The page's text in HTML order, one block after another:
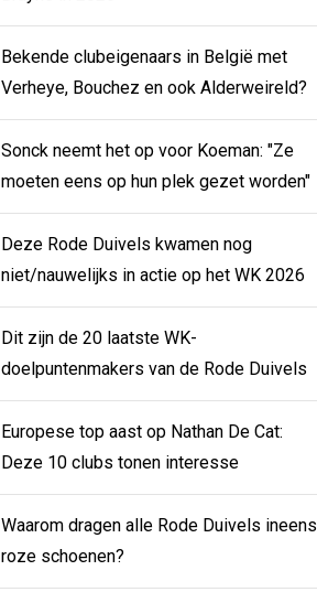
Bekende clubeigenaars in België met
Verheye, Bouchez en ook Alderweireld?
Sonck neemt het op voor Koeman: "Ze
moeten eens op hun plek gezet worden"
Deze Rode Duivels kwamen nog
niet/nauwelijks in actie op het WK 2026
Dit zijn de 20 laatste WK-
doelpuntenmakers van de Rode Duivels
Europese top aast op Nathan De Cat:
Deze 10 clubs tonen interesse
Waarom dragen alle Rode Duivels ineens
roze schoenen?